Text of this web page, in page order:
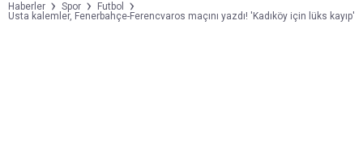
Haberler Spor
Futbol
Usta kalemler, Fenerbahçe-Ferencvaros maçını yazdı! 'Kadıköy için lüks kayıp'